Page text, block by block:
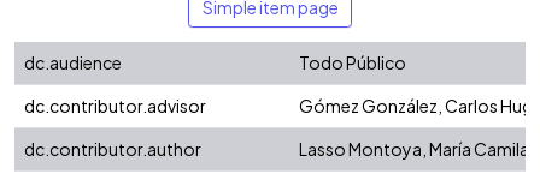
Simple item page
dc.audience
Todo Público
dc.contributor.advisor
Gómez González, Carlos
dc.contributor.author
Lasso Montoya, María Camila